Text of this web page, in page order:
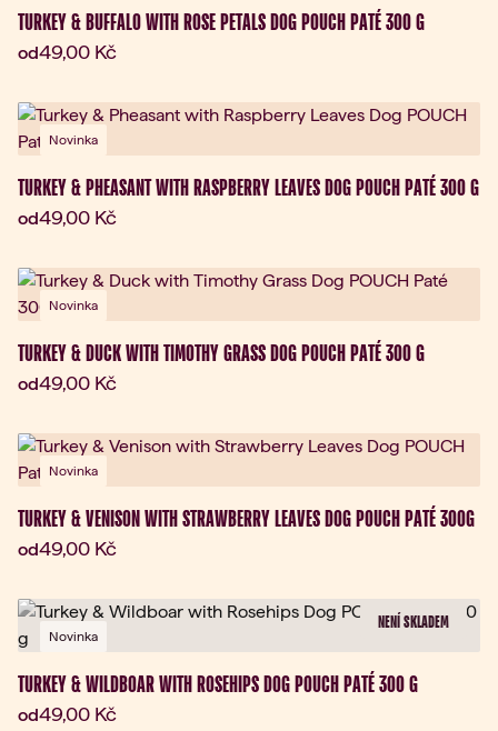
TURKEY & BUFFALO WITH ROSE PETALS DOG POUCH PATÉ 300 G
odAktuální cena:
49,00 Kč
Novinka
TURKEY & PHEASANT WITH RASPBERRY LEAVES DOG POUCH PATÉ 300 G
odAktuální cena:
49,00 Kč
Novinka
TURKEY & DUCK WITH TIMOTHY GRASS DOG POUCH PATÉ 300 G
odAktuální cena:
49,00 Kč
Novinka
TURKEY & VENISON WITH STRAWBERRY LEAVES DOG POUCH PATÉ 300G
odAktuální cena:
49,00 Kč
Novinka
NENÍ SKLADEM
TURKEY & WILDBOAR WITH ROSEHIPS DOG POUCH PATÉ 300 G
odAktuální cena:
49,00 Kč